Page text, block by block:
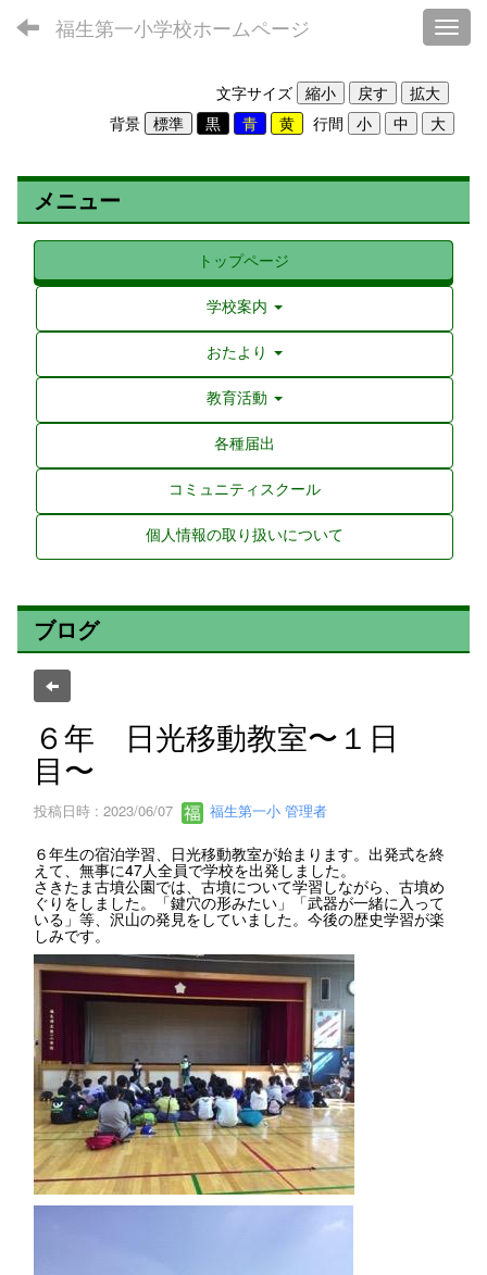
福生第一小学校ホームページ
文字サイズ
背景
行間
メニュー
トップページ
学校案内
おたより
教育活動
各種届出
コミュニティスクール
個人情報の取り扱いについて
ブログ
６年 日光移動教室〜１日
目〜
投稿日時 : 2023/06/07 福生第一小 管理者
６年生の宿泊学習、日光移動教室が始まります。出発式を終
えて、無事に47人全員で学校を出発しました。
さきたま古墳公園では、古墳について学習しながら、古墳め
ぐりをしました。「鍵穴の形みたい」「武器が一緒に入って
いる」等、沢山の発見をしていました。今後の歴史学習が楽
しみです。